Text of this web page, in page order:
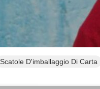
Scatole D'imballaggio Di Carta